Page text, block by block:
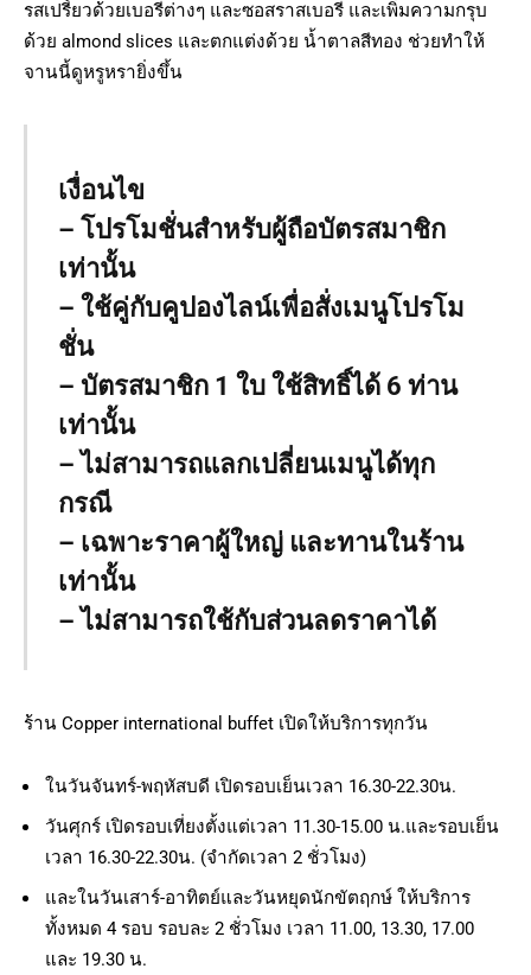
รสเปรี้ยวด้วยเบอรี่ต่างๆ และซอสราสเบอรี่ และเพิ่มความกรุบ
ด้วย almond slices และตกแต่งด้วย น้ำตาลสีทอง ช่วยทำให้
จานนี้ดูหรูหรายิ่งขึ้น
เงื่อนไข
– โปรโมชั่นสำหรับผู้ถือบัตรสมาชิก
เท่านั้น
– ใช้คู่กับคูปองไลน์เพื่อสั่งเมนูโปรโม
ชั่น
– บัตรสมาชิก 1 ใบ ใช้สิทธิ์ได้ 6 ท่าน
เท่านั้น
– ไม่สามารถแลกเปลี่ยนเมนูได้ทุก
กรณี
– เฉพาะราคาผู้ใหญ่ และทานในร้าน
เท่านั้น
– ไม่สามารถใช้กับส่วนลดราคาได้
ร้าน Copper international buffet เปิดให้บริการทุกวัน
ในวันจันทร์-พฤหัสบดี เปิดรอบเย็นเวลา 16.30-22.30น.
วันศุกร์ เปิดรอบเที่ยงตั้งแต่เวลา 11.30-15.00 น.และรอบเย็น
เวลา 16.30-22.30น. (จำกัดเวลา 2 ชั่วโมง)
และในวันเสาร์-อาทิตย์และวันหยุดนักขัตฤกษ์ ให้บริการ
ทั้งหมด 4 รอบ รอบละ 2 ชั่วโมง เวลา 11.00, 13.30, 17.00
และ 19.30 น.